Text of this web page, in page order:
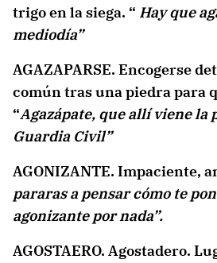
trigo en la siega. “ Hay que
mediodía”
AGAZAPARSE. Encogerse
común tras una piedra para
“Agazápate, que allí viene la
Guardia Civil”
AGONIZANTE. Impaciente,
pararas a pensar cómo te
agonizante por nada”.
AGOSTAERO. Agostadero.